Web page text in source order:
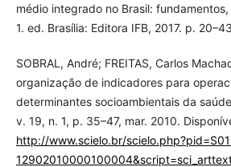
médio integrado no Brasil:
1. ed. Brasília: Editora IFB, 2017. p.
SOBRAL, André; FREITAS, Carlos
organização de indicadores para
determinantes socioambientais da
v. 19, n. 1, p. 35–47, mar. 2010.
http://www.scielo.br/